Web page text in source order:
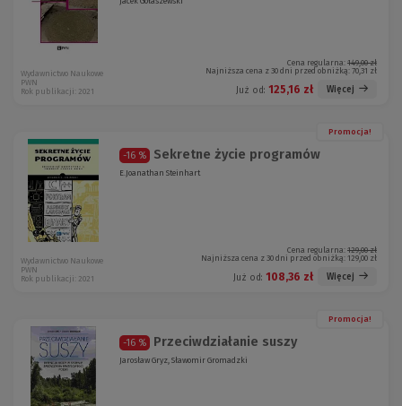
Cena regularna: 149,00 zł
Najniższa cena z 30 dni przed obniżką: 70,31 zł
Już od: 125,16 zł Więcej
Wydawnictwo Naukowe
PWN
Rok publikacji: 2021
Promocja!
-16 % Sekretne życie programów
E.Joanathan Steinhart
Cena regularna: 129,00 zł
Najniższa cena z 30 dni przed obniżką: 129,00 zł
Już od: 108,36 zł Więcej
Wydawnictwo Naukowe
PWN
Rok publikacji: 2021
Promocja!
-16 % Przeciwdziałanie suszy
Jarosław Gryz, Sławomir Gromadzki